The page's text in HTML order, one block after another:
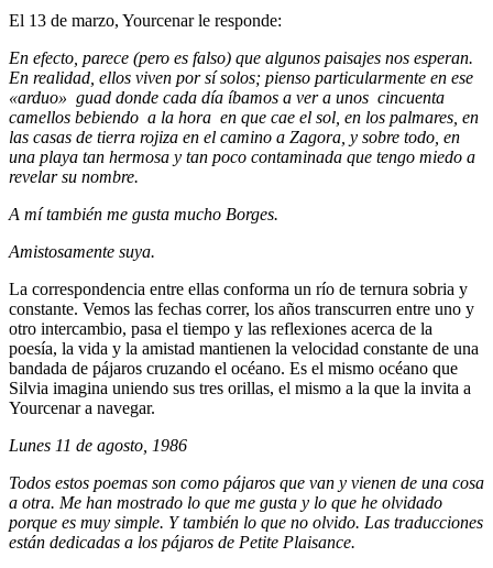
El 13 de marzo, Yourcenar le responde:
En efecto, parece (pero es falso) que algunos paisajes nos esperan.
En realidad, ellos viven por sí solos; pienso particularmente en ese
«arduo» guad donde cada día íbamos a ver a unos cincuenta
camellos bebiendo a la hora en que cae el sol, en los palmares, en
las casas de tierra rojiza en el camino a Zagora, y sobre todo, en
una playa tan hermosa y tan poco contaminada que tengo miedo a
revelar su nombre.
A mí también me gusta mucho Borges.
Amistosamente suya.
La correspondencia entre ellas conforma un río de ternura sobria y
constante. Vemos las fechas correr, los años transcurren entre uno y
otro intercambio, pasa el tiempo y las reflexiones acerca de la
poesía, la vida y la amistad mantienen la velocidad constante de una
bandada de pájaros cruzando el océano. Es el mismo océano que
Silvia imagina uniendo sus tres orillas, el mismo a la que la invita a
Yourcenar a navegar.
Lunes 11 de agosto, 1986
Todos estos poemas son como pájaros que van y vienen de una cosa
a otra. Me han mostrado lo que me gusta y lo que he olvidado
porque es muy simple. Y también lo que no olvido. Las traducciones
están dedicadas a los pájaros de Petite Plaisance.